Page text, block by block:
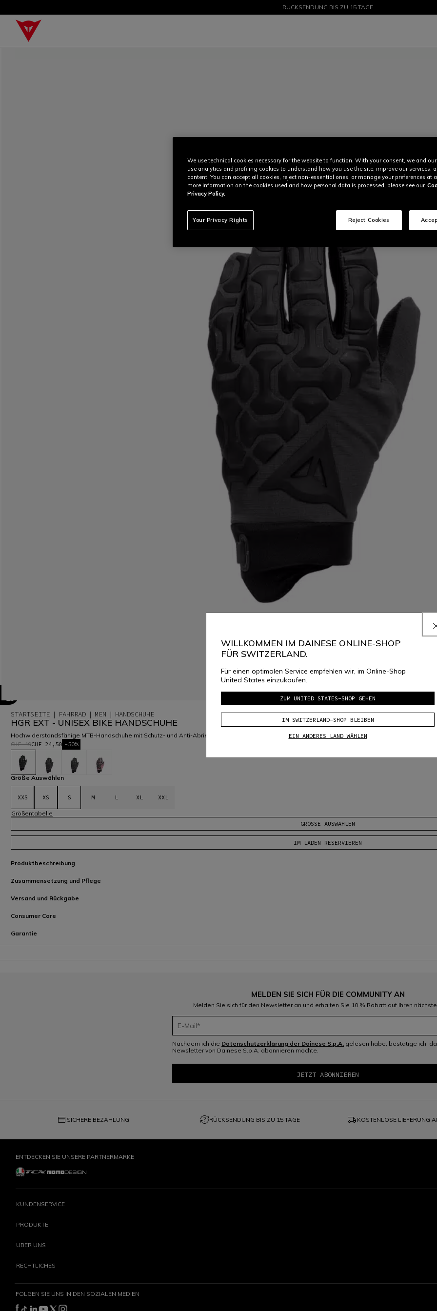
SALE BIS ZU -50 % – JETZT SHOPPEN
RÜCKSENDUNG BIS ZU 15 TAGE
STARTSEITE FAHRRAD MEN HANDSCHUHE
HGR EXT - UNISEX BIKE HANDSCHUHE
Hochwiderstandsfähige MTB-Handschuhe mit Schutz- und Anti-Abrieb-Muster auf der gesamten Handoberfläche, System für die schnelle
CHF 49CHF 24,50 -50%
ausgewählt
Größe Auswählen
XXS XS S M L XL XXL
Größentabelle
GRÖSSE AUSWÄHLEN
IM LADEN RESERVIEREN
Produktbeschreibung
Zusammensetzung und Pflege
Versand und Rückgabe
Consumer Care
Garantie
MELDEN SIE SICH FÜR DIE COMMUNITY AN
Melden Sie sich für den Newsletter an und erhalten Sie 10 % Rabatt auf Ihren
Nachdem ich die Datenschutzerklärung der Dainese S.p.A. gelesen habe, bestätige ich,
Newsletter von Dainese S.p.A. abonnieren möchte.
credit_card SICHERE BEZAHLUNG question_exchangeRÜCKSENDUNG BIS ZU 15 TAGE local_shipping KOSTENLOSE LIEFERUNG
ENTDECKEN SIE UNSERE PARTNERMARKE
KUNDENSERVICE
PRODUKTE
ÜBER UNS
RECHTLICHES
FOLGEN SIE UNS IN DEN SOZIALEN MEDIEN
WILLKOMMEN IM DAINESE ONLINE-SHOP
FÜR SWITZERLAND.
Für einen optimalen Service empfehlen wir, im Online-Shop
United States einzukaufen.
ZUM UNITED STATES-SHOP GEHEN
IM SWITZERLAND-SHOP BLEIBEN
EIN ANDERES LAND WÄHLEN
We use technical cookies necessary for the website to function. With your consent, we and
use analytics and profiling cookies to understand how you use the site, improve our services,
content. You can accept all cookies, reject non-essential ones, or manage your preferences at
more information on the cookies used and how personal data is processed, please see our
Privacy Policy.
Your Privacy Rights Reject Cookies